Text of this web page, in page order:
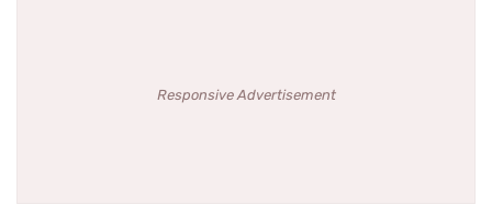
Responsive Advertisement